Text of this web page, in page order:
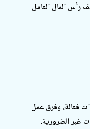
المال العامل
وفرق عمل
الضرورية.